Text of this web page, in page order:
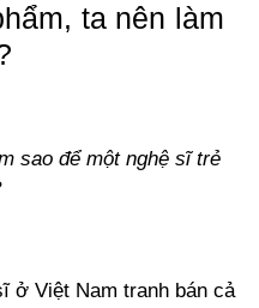
ta nên làm
sao để một nghệ sĩ trẻ
ở Việt Nam tranh bán cả